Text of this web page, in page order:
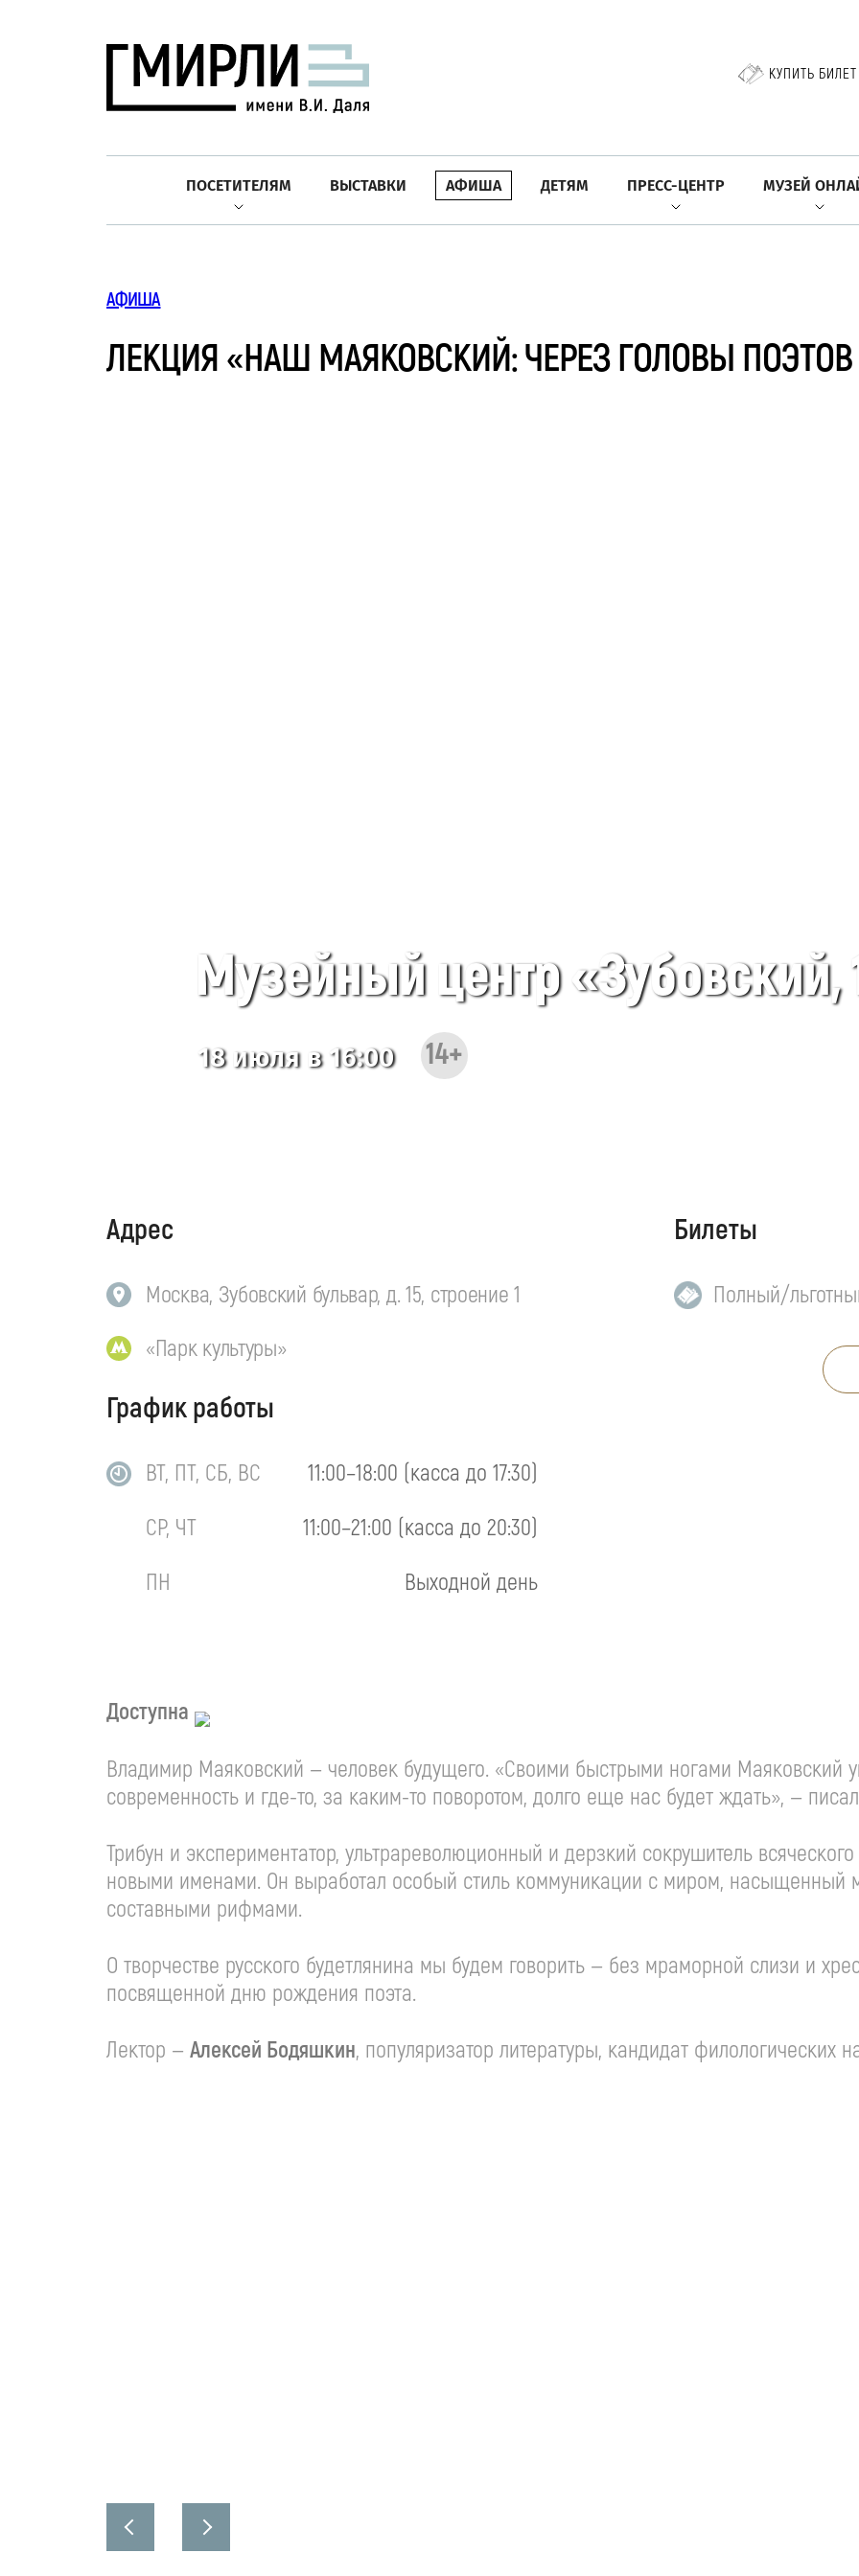
КУПИТЬ БИЛЕТ
ПОСЕТИТЕЛЯМ ВЫСТАВКИ АФИША ДЕТЯМ ПРЕСС-ЦЕНТР МУЗЕЙ
АФИША
ЛЕКЦИЯ «НАШ МАЯКОВСКИЙ: ЧЕРЕЗ ГОЛОВЫ ПОЭТОВ
Музейный центр «Зубовский,
18 июля в 16:00 14+
Адрес
Москва, Зубовский бульвар, д. 15, строение 1
«Парк культуры»
График работы
ВТ, ПТ, СБ, ВС
11:00–18:00 (касса до 17:30)
СР, ЧТ
11:00–21:00 (касса до 20:30)
ПН
Выходной день
Билеты
Полный/
Доступна
Владимир Маяковский — человек будущего. «Своими быстрыми ногами Маяковский
современность и где-то, за каким-то поворотом, долго еще нас будет ждать», —
Трибун и экспериментатор, ультрареволюционный и дерзкий сокрушитель
новыми именами. Он выработал особый стиль коммуникации с миром, насыщенный
составными рифмами.
О творчестве русского будетлянина мы будем говорить — без мраморной слизи и
посвященной дню рождения поэта.
Лектор — Алексей Бодяшкин, популяризатор литературы, кандидат филологических